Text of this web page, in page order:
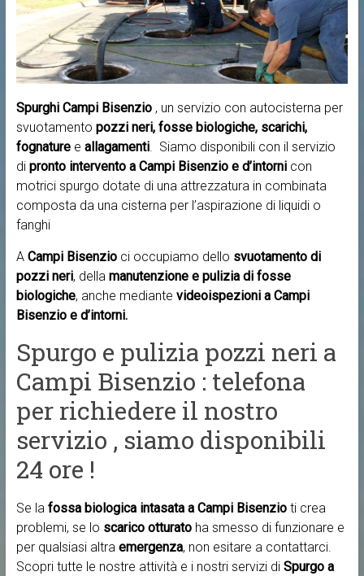
Spurghi Campi Bisenzio , un servizio con autocisterna per
svuotamento pozzi neri, fosse biologiche, scarichi,
fognature e allagamenti. Siamo disponibili con il servizio
di pronto intervento a Campi Bisenzio e d’intornicon
motrici spurgo dotate di una attrezzatura in combinata
composta da una cisterna per l’aspirazione di liquidi o
fanghi
A Campi Bisenzio ci occupiamo dello svuotamento di
pozzi neri, della manutenzione e pulizia di fosse
biologiche, anche mediante videoispezioni a Campi
Bisenzio e d’intorni.
Spurgo e pulizia pozzi neri a
Campi Bisenzio : telefona
per richiedere il nostro
servizio , siamo disponibili
24 ore !
Se la fossa biologica intasata a Campi Bisenzioti crea
problemi, se lo scarico otturatoha smesso di funzionare e
per qualsiasi altra emergenza, non esitare a contattarci.
Scopri tutte le nostre attività e i nostri servizi di Spurgo a